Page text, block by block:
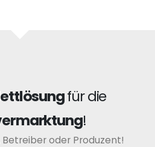
für die
!
Betreiber oder Produzent!